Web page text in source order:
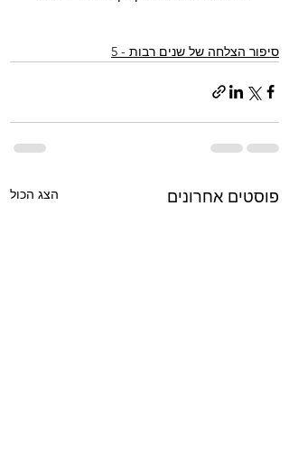
סיפור הצלחה של שנים רבות - 5
פוסטים אחרונים הצג הכול